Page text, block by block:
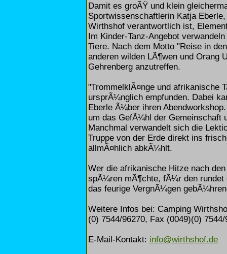
Damit es groÃŸ und klein
Sportwissenschaftlerin Katja
Wirthshof verantwortlich ist,
Im Kinder-Tanz-Angebot
Tiere. Nach dem Motto "Reise in
anderen wilden LÃ¶wen und Orang
Gehrenberg anzutreffen.
"TrommelklÃ¤nge und afrikanische
ursprÃ¼nglich empfunden. Dabei
Eberle Ã¼ber ihren
um das GefÃ¼hl der Gemeinschaft
Manchmal verwandelt sich die
Truppe von der Erde direkt ins
allmÃ¤hlich abkÃ¼hlt.
Wer die afrikanische Hitze nach
spÃ¼ren mÃ¶chte, fÃ¼r den rundet
das feurige VergnÃ¼gen
Weitere Infos bei: Camping
(0) 7544/96270, Fax (0049)(0) 7544/
E-Mail-Kontakt: info@wirthshof.de